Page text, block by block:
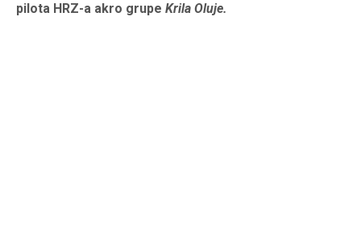
pilota HRZ-a akro grupe Krila Oluje.